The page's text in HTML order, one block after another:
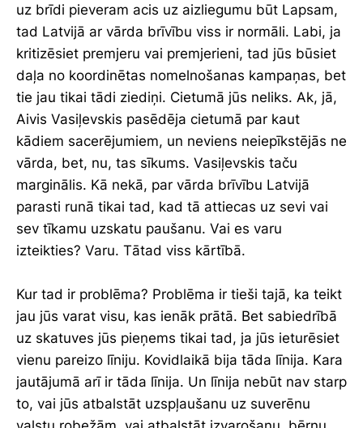
uz brīdi pieveram acis uz aizliegumu būt Lapsam,
tad Latvijā ar vārda brīvību viss ir normāli. Labi, ja
kritizēsiet premjeru vai premjerieni, tad jūs būsiet
daļa no koordinētas nomelnošanas kampaņas, bet
tie jau tikai tādi ziediņi. Cietumā jūs neliks. Ak, jā,
Aivis Vasiļevskis pasēdēja cietumā par kaut
kādiem sacerējumiem, un neviens neiepīkstējās ne
vārda, bet, nu, tas sīkums. Vasiļevskis taču
marginālis. Kā nekā, par vārda brīvību Latvijā
parasti runā tikai tad, kad tā attiecas uz sevi vai
sev tīkamu uzskatu paušanu. Vai es varu
izteikties? Varu. Tātad viss kārtībā.
Kur tad ir problēma? Problēma ir tieši tajā, ka teikt
jau jūs varat visu, kas ienāk prātā. Bet sabiedrībā
uz skatuves jūs pieņems tikai tad, ja jūs ieturēsiet
vienu pareizo līniju. Kovidlaikā bija tāda līnija. Kara
jautājumā arī ir tāda līnija. Un līnija nebūt nav starp
to, vai jūs atbalstāt uzspļaušanu uz suverēnu